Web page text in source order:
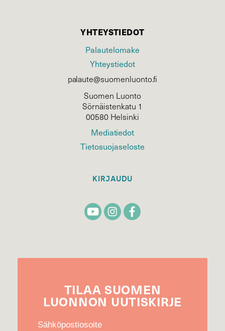
YHTEYSTIEDOT
Palautelomake
Yhteystiedot
palaute@suomenluonto.fi
Suomen Luonto
Sörnäistenkatu 1
00580 Helsinki
Mediatiedot
Tietosuojaseloste
KIRJAUDU
TILAA SUOMEN
LUONNON UUTIS­KIRJE
Sähköpostiosoite